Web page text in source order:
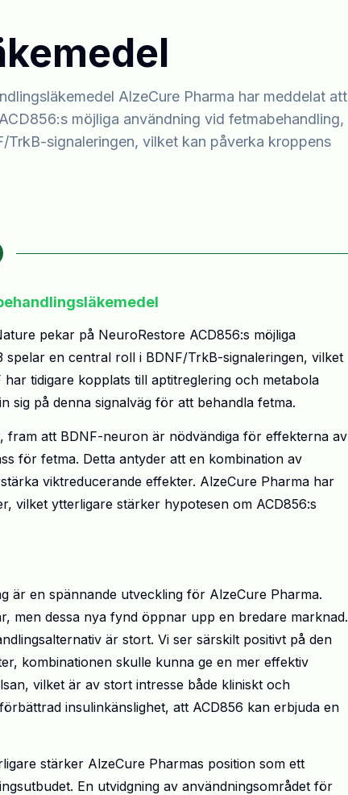
AlzeCure Pharma har meddelat att
möjliga användning vid fetmabehandling,
TrkB-signaleringen, vilket kan påverka kroppens
pekar på NeuroRestore ACD856:s möjliga
spelar en central roll i BDNF/TrkB-signaleringen, vilket
tidigare kopplats till aptitreglering och metabola
på denna signalväg för att behandla fetma.
fram att BDNF-neuron är nödvändiga för effekterna av
för fetma. Detta antyder att en kombination av
viktreducerande effekter. AlzeCure Pharma har
vilket ytterligare stärker hypotesen om ACD856:s
är en spännande utveckling för AlzeCure Pharma.
men dessa nya fynd öppnar upp en bredare marknad.
är stort. Vi ser särskilt positivt på den
kombinationen skulle kunna ge en mer effektiv
vilket är av stort intresse både kliniskt och
insulinkänslighet, att ACD856 kan erbjuda en
stärker AlzeCure Pharmas position som ett
En utvidgning av användningsområdet för